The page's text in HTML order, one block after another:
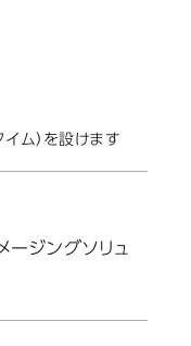
ム）を設けます
ージングソリュ